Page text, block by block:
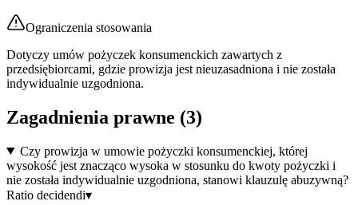
Ograniczenia stosowania
Dotyczy umów pożyczek konsumenckich zawartych z
przedsiębiorcami, gdzie prowizja jest nieuzasadniona i nie została
indywidualnie uzgodniona.
Zagadnienia prawne (3)
Czy prowizja w umowie pożyczki konsumenckiej, której
wysokość jest znacząco wysoka w stosunku do kwoty pożyczki i
nie została indywidualnie uzgodniona, stanowi klauzulę abuzywną?
Ratio decidendi▾